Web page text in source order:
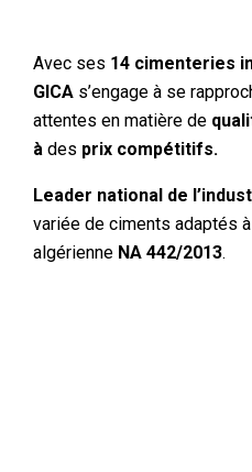
Avec ses 14 cimenteries
GICA s’engage à se
attentes en matière de
à des prix compétitifs.
Leader national de
variée de ciments adaptés
algérienne NA 442/2013.